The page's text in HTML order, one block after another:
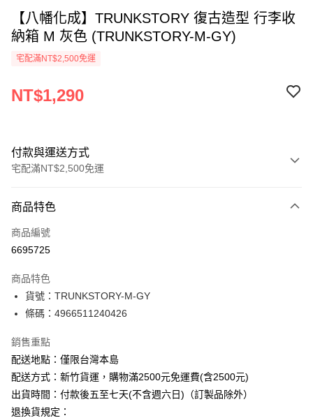
【八幡化成】TRUNKSTORY 復古造型 行李收
納箱 M 灰色 (TRUNKSTORY-M-GY)
宅配滿NT$2,500免運
NT$1,290
付款與運送方式
宅配滿NT$2,500免運
信用卡一次付款
Apple Pay
悠遊付
ATM付款
運送方式
下單前請先詢問庫存
每筆NT$130，滿NT$2,500(含以上)免運費
商品特色
商品編號
6695725
商品特色
貨號：TRUNKSTORY-M-GY
條碼：4966511240426
銷售重點
配送地點：僅限台灣本島
配送方式：新竹貨運，購物滿2500元免運費(含2500元)
出貨時間：付款後五至七天(不含週六日)（訂製品除外）
退換貨規定：